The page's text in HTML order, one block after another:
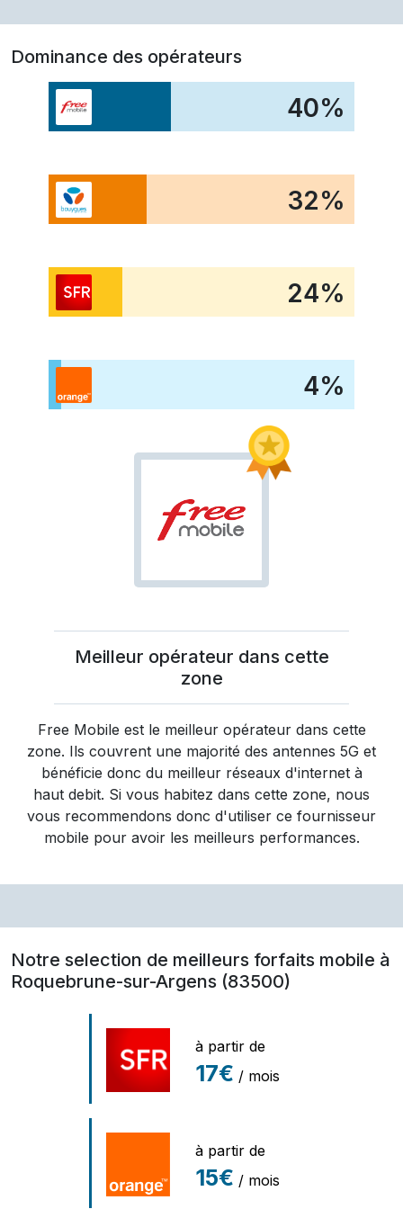
Dominance des opérateurs
40%
32%
24%
4%
Meilleur opérateur dans cette
zone
Free Mobile est le meilleur opérateur dans cette
zone. Ils couvrent une majorité des antennes 5G et
bénéficie donc du meilleur réseaux d'internet à
haut debit. Si vous habitez dans cette zone, nous
vous recommendons donc d'utiliser ce fournisseur
mobile pour avoir les meilleurs performances.
Notre selection de meilleurs forfaits mobile à
Roquebrune-sur-Argens (83500)
à partir de
17€ / mois
à partir de
15€ / mois